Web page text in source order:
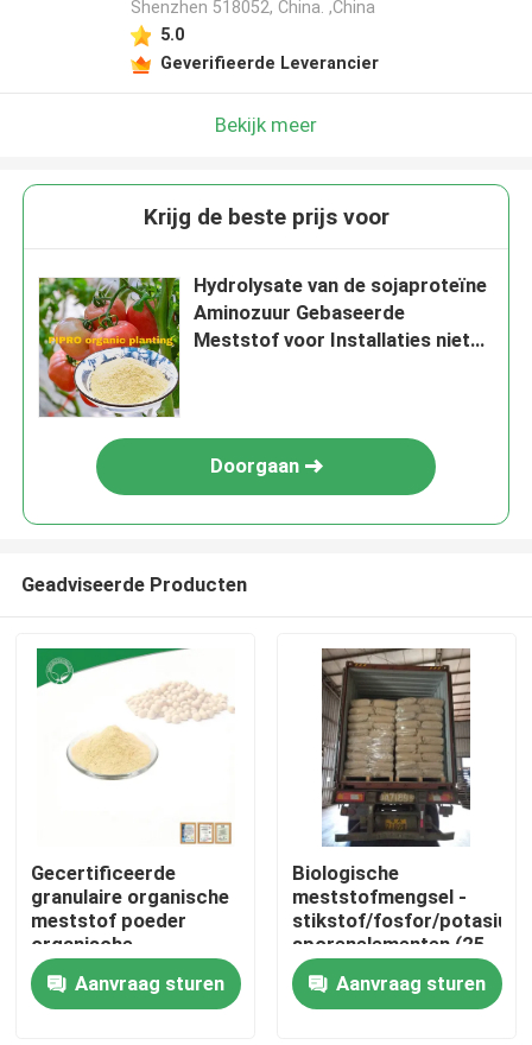
Thuis
Over ons
Shenzhen 518052, China. ,China
5.0
Geverifieerde Leverancier
Bekijk meer
Krijg de beste prijs voor
Hydrolysate van de sojaproteïne
Aminozuur Gebaseerde
Meststof voor Installaties niet
Doorgaan
Geadviseerde Producten
Gecertificeerde
granulaire organische
meststof poeder
organische
meststofverbinding
voor plantengroei
Aanvraag sturen
Biologische
meststofmengsel -
stikstof/fosfor/
sporenelementen (25
kg/zak)
Aanvraag sturen